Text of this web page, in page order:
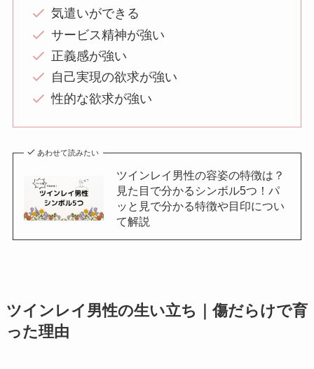
気遣いができる
サービス精神が強い
正義感が強い
自己実現の欲求が強い
性的な欲求が強い
あわせて読みたい
ツインレイ男性の容姿の特徴は？
見た目で分かるシンボル5つ！パ
ッと見で分かる特徴や目印につい
て解説
ツインレイ男性の生い立ち｜傷だらけで育
った理由